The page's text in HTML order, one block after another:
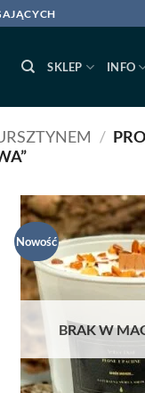
SKLEP INFO
/
Nowość
BRAK W